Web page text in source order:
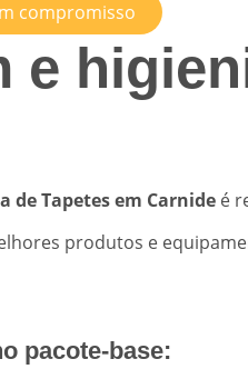
compromisso
e
de Tapetes em Carnide é
produtos e
pacote-base: